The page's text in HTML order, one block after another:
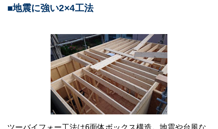
■地震に強い2×4工法
ツーバイフォー工法は6面体ボックス構造。地震や台風な